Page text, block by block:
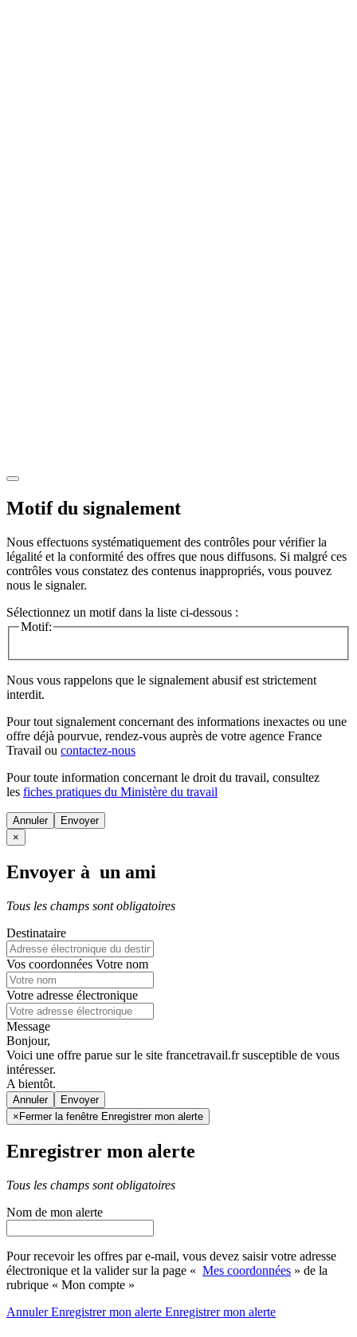
Motif du signalement
Nous effectuons systématiquement des contrôles pour vérifier la
légalité et la conformité des offres que nous diffusons. Si malgré ces
contrôles vous constatez des contenus inappropriés, vous pouvez
nous le signaler.
Sélectionnez un motif dans la liste ci-dessous :
Motif:
Nous vous rappelons que le signalement abusif est strictement
interdit.
Pour tout signalement concernant des informations inexactes ou une
offre déjà pourvue, rendez-vous auprès de votre agence France
Travail ou contactez-nous
Pour toute information concernant le droit du travail, consultez
les fiches pratiques du Ministère du travail
Annuler
×
Envoyer à un ami
Tous les champs sont obligatoires
Destinataire
Vos coordonnées Votre nom
Votre adresse électronique
Message
Bonjour,
Voici une offre parue sur le site francetravail.fr susceptible de vous
intéresser.
A bientôt.
Annuler
× Fermer la fenêtre Enregistrer mon alerte
Enregistrer mon alerte
Tous les champs sont obligatoires
Nom de mon alerte
Pour recevoir les offres par e-mail, vous devez saisir votre adresse
électronique et la valider sur la page « Mes coordonnées » de la
rubrique « Mon compte »
AnnulerEnregistrer mon alerte Enregistrermon alerte